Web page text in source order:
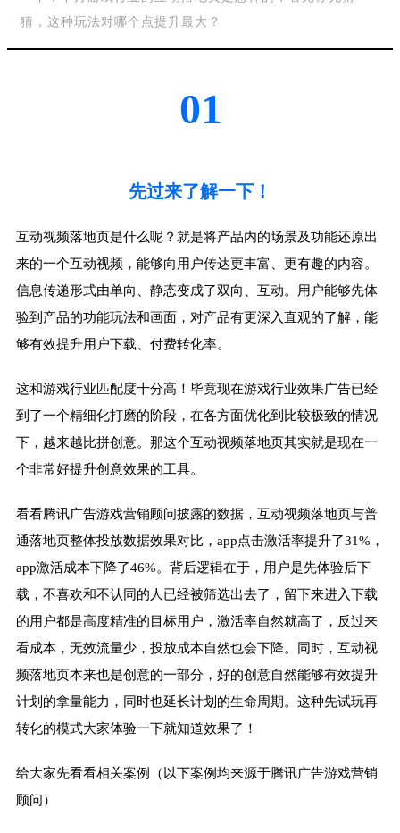
“
猜，这种玩法对哪个点提升最大？
01
先过来了解一下！
互动视频落地页是什么呢？就是将产品内的场景及功能还原出
来的一个互动视频，能够向用户传达更丰富、更有趣的内容。
信息传递形式由单向、静态变成了双向、互动。用户能够先体
验到产品的功能玩法和画面，对产品有更深入直观的了解，能
够有效提升用户下载、付费转化率。
这和游戏行业匹配度十分高！毕竟现在游戏行业效果广告已经
到了一个精细化打磨的阶段，在各方面优化到比较极致的情况
下，越来越比拼创意。那这个互动视频落地页其实就是现在一
个非常好提升创意效果的工具。
看看腾讯广告游戏营销顾问披露的数据，互动视频落地页与普
通落地页整体投放数据效果对比，app点击激活率提升了31%，
app激活成本下降了46%。背后逻辑在于，用户是先体验后下
载，不喜欢和不认同的人已经被筛选出去了，留下来进入下载
的用户都是高度精准的目标用户，激活率自然就高了，反过来
看成本，无效流量少，投放成本自然也会下降。同时，互动视
频落地页本来也是创意的一部分，好的创意自然能够有效提升
计划的拿量能力，同时也延长计划的生命周期。这种先试玩再
转化的模式大家体验一下就知道效果了！
给大家先看看相关案例（以下案例均来源于腾讯广告游戏营销
顾问）